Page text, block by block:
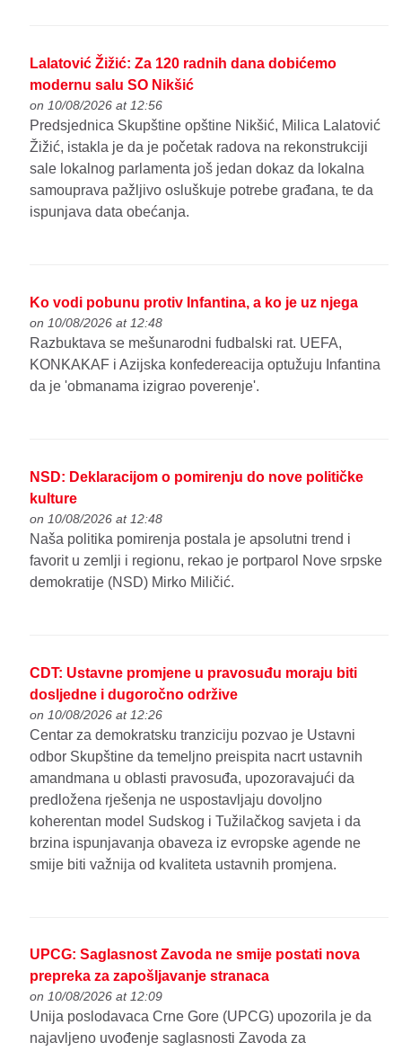
Lalatović Žižić: Za 120 radnih dana dobićemo
modernu salu SO Nikšić
on 10/08/2026 at 12:56
Predsjednica Skupštine opštine Nikšić, Milica Lalatović
Žižić, istakla je da je početak radova na rekonstrukciji
sale lokalnog parlamenta još jedan dokaz da lokalna
samouprava pažljivo osluškuje potrebe građana, te da
ispunjava data obećanja.
Ko vodi pobunu protiv Infantina, a ko je uz njega
on 10/08/2026 at 12:48
Razbuktava se mešunarodni fudbalski rat. UEFA,
KONKAKAF i Azijska konfedereacija optužuju Infantina
da je 'obmanama izigrao poverenje'.
NSD: Deklaracijom o pomirenju do nove političke
kulture
on 10/08/2026 at 12:48
Naša politika pomirenja postala je apsolutni trend i
favorit u zemlji i regionu, rekao je portparol Nove srpske
demokratije (NSD) Mirko Miličić.
CDT: Ustavne promjene u pravosuđu moraju biti
dosljedne i dugoročno održive
on 10/08/2026 at 12:26
Centar za demokratsku tranziciju pozvao je Ustavni
odbor Skupštine da temeljno preispita nacrt ustavnih
amandmana u oblasti pravosuđa, upozoravajući da
predložena rješenja ne uspostavljaju dovoljno
koherentan model Sudskog i Tužilačkog savjeta i da
brzina ispunjavanja obaveza iz evropske agende ne
smije biti važnija od kvaliteta ustavnih promjena.
UPCG: Saglasnost Zavoda ne smije postati nova
prepreka za zapošljavanje stranaca
on 10/08/2026 at 12:09
Unija poslodavaca Crne Gore (UPCG) upozorila je da
najavljeno uvođenje saglasnosti Zavoda za